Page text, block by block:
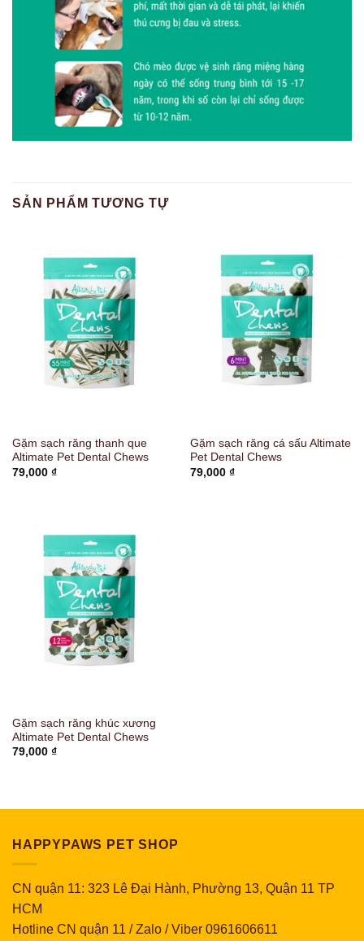
SẢN PHẨM TƯƠNG TỰ
Gặm sạch răng thanh que
Altimate Pet Dental Chews
79,000 ₫
Gặm sạch răng cá sấu Altimate
Pet Dental Chews
79,000 ₫
Gặm sạch răng khúc xương
Altimate Pet Dental Chews
79,000 ₫
HAPPYPAWS PET SHOP
CN quận 11: 323 Lê Đại Hành, Phường 13, Quận 11 TP
HCM
Hotline CN quận 11 / Zalo / Viber 0961606611